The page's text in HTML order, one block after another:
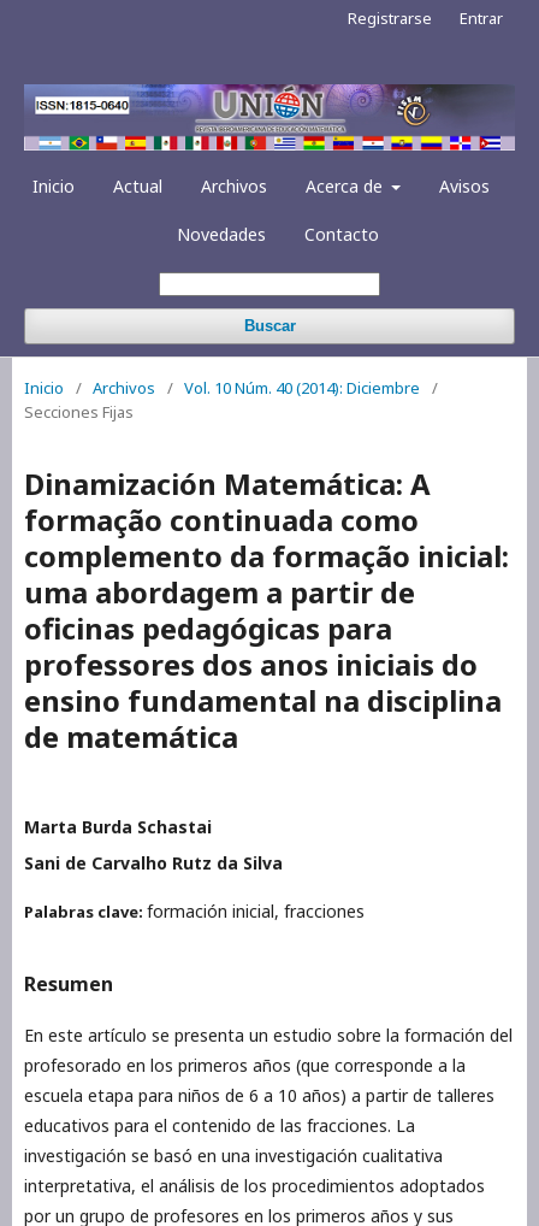
Inicio Actual Archivos Acerca de Avisos
Novedades Contacto
Buscar
Registrarse Entrar
Inicio / Archivos / Vol. 10 Núm. 40 (2014): Diciembre
/
Secciones Fijas
Dinamización Matemática: A
formação continuada como
complemento da formação inicial:
uma abordagem a partir de
oficinas pedagógicas para
professores dos anos iniciais do
ensino fundamental na disciplina
de matemática
Marta Burda Schastai
Sani de Carvalho Rutz da Silva
Palabras clave: formación inicial, fracciones
Resumen
En este artículo se presenta un estudio sobre la formación del
profesorado en los primeros años (que corresponde a la
escuela etapa para niños de 6 a 10 años) a partir de talleres
educativos para el contenido de las fracciones. La
investigación se basó en una investigación cualitativa
interpretativa, el análisis de los procedimientos adoptados
por un grupo de profesores en los primeros años y sus